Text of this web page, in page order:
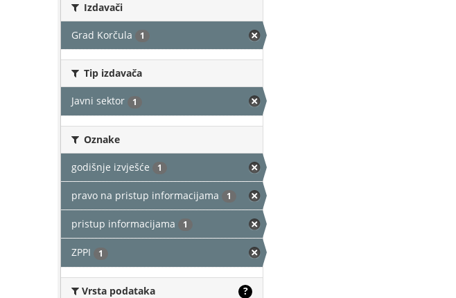
Izdavači
Grad Korčula 1
Tip izdavača
Javni sektor 1
Oznake
godišnje izvješće 1
pravo na pristup informacijama 1
pristup informacijama 1
ZPPI 1
Vrsta podataka ?